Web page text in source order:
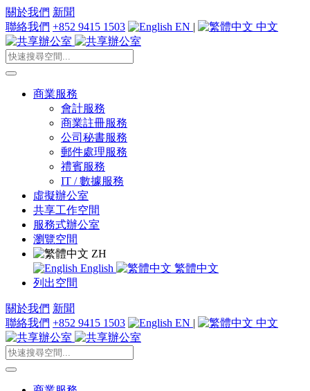
關於我們 新聞
聯絡我們 +852 9415 1503 EN | 中文
商業服務
會計服務
商業註冊服務
公司秘書服務
郵件處理服務
禮賓服務
IT / 數據服務
虛擬辦公室
共享工作空間
服務式辦公室
瀏覽空間
ZH
English
繁體中文
列出空間
關於我們 新聞
聯絡我們 +852 9415 1503 EN | 中文